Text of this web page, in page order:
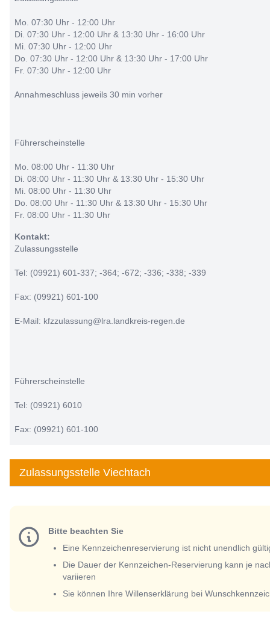
Mo. 07:30 Uhr - 12:00 Uhr
Di. 07:30 Uhr - 12:00 Uhr & 13:30 Uhr - 16:00 Uhr
Mi. 07:30 Uhr - 12:00 Uhr
Do. 07:30 Uhr - 12:00 Uhr & 13:30 Uhr - 17:00 Uhr
Fr. 07:30 Uhr - 12:00 Uhr
Annahmeschluss jeweils 30 min vorher
Führerscheinstelle
Mo. 08:00 Uhr - 11:30 Uhr
Di. 08:00 Uhr - 11:30 Uhr & 13:30 Uhr - 15:30 Uhr
Mi. 08:00 Uhr - 11:30 Uhr
Do. 08:00 Uhr - 11:30 Uhr & 13:30 Uhr - 15:30 Uhr
Fr. 08:00 Uhr - 11:30 Uhr
Kontakt:
Zulassungsstelle
Tel: (09921) 601-337; -364; -672; -336; -338; -339
Fax: (09921) 601-100
E-Mail: kfzzulassung@lra.landkreis-regen.de
Führerscheinstelle
Tel: (09921) 6010
Fax: (09921) 601-100
Zulassungsstelle Viechtach
Bitte beachten Sie
Eine Kennzeichenreservierung ist nicht unendlich
Die Dauer der Kennzeichen-Reservierung kann je
variieren
Sie können Ihre Willenserklärung bei